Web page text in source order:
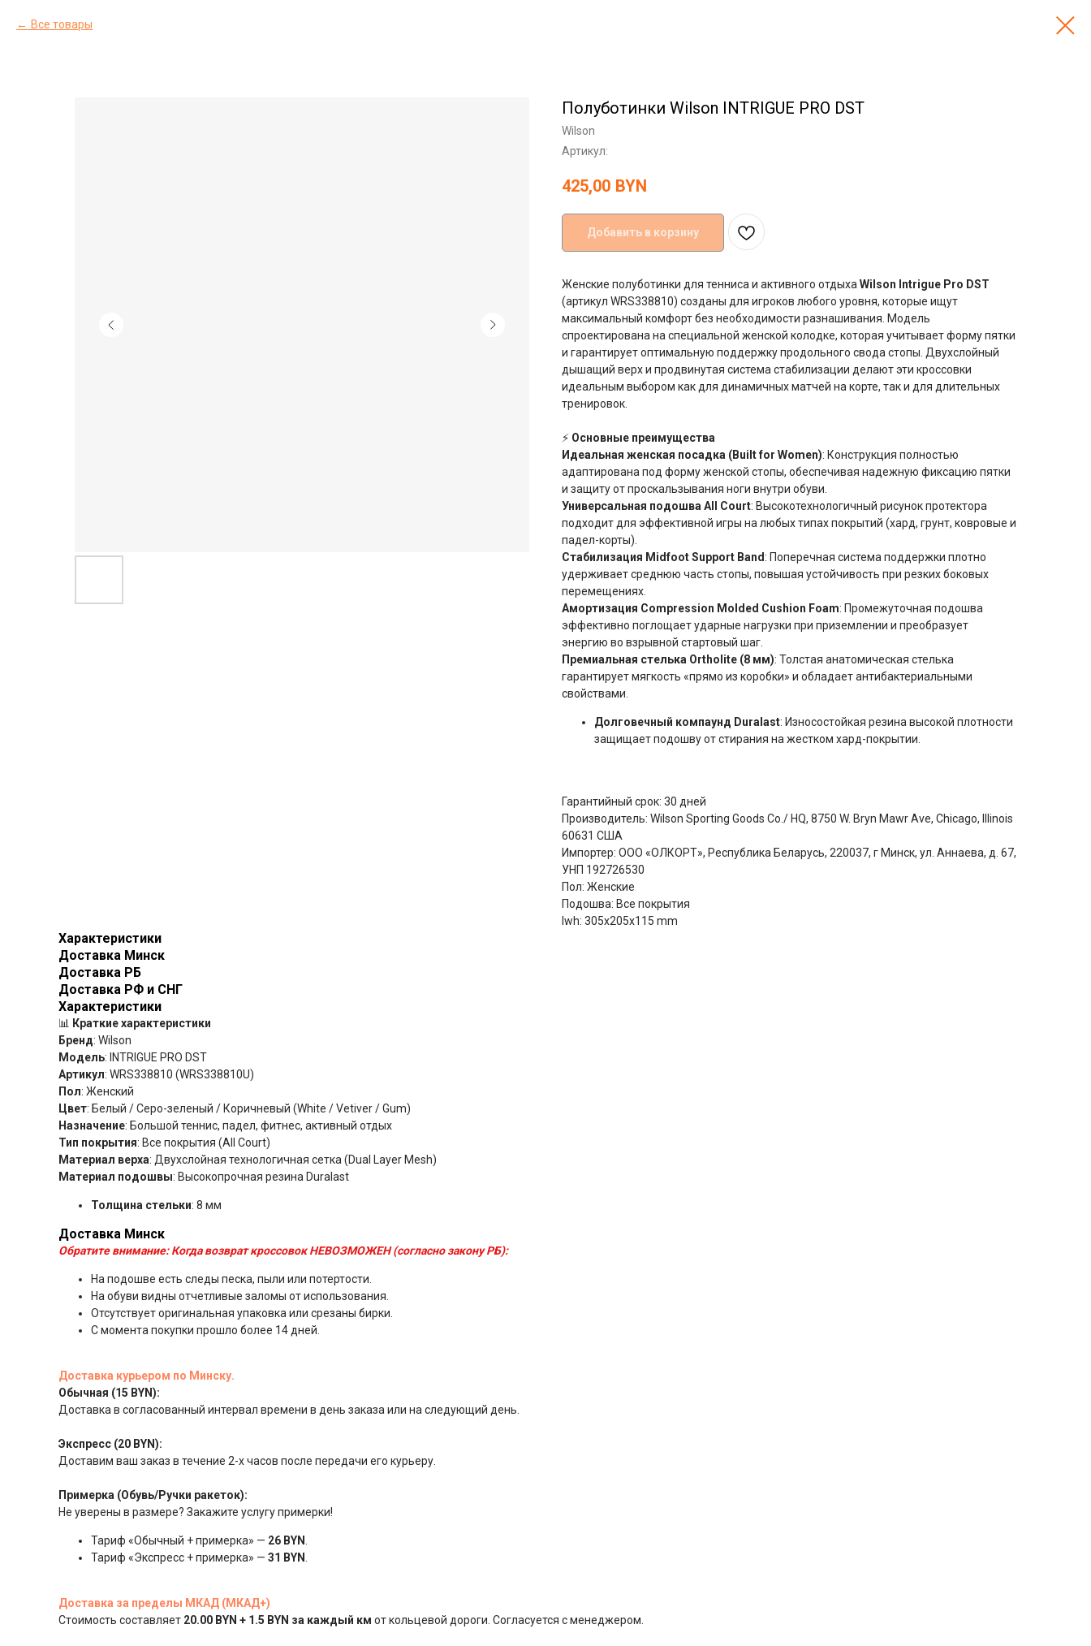
Все товары
Полуботинки Wilson INTRIGUE PRO DST
Wilson
Артикул:
425,00 BYN
Добавить в корзину
Женские полуботинки для тенниса и активного отдыха Wilson Intrigue Pro DST
(артикул WRS338810) созданы для игроков любого уровня, которые ищут
максимальный комфорт без необходимости разнашивания. Модель
спроектирована на специальной женской колодке, которая учитывает форму пятки
и гарантирует оптимальную поддержку продольного свода стопы. Двухслойный
дышащий верх и продвинутая система стабилизации делают эти кроссовки
идеальным выбором как для динамичных матчей на корте, так и для длительных
тренировок.
⚡ Основные преимущества
Идеальная женская посадка (Built for Women): Конструкция полностью
адаптирована под форму женской стопы, обеспечивая надежную фиксацию пятки
и защиту от проскальзывания ноги внутри обуви.
Универсальная подошва All Court: Высокотехнологичный рисунок протектора
подходит для эффективной игры на любых типах покрытий (хард, грунт, ковровые и
падел-корты).
Стабилизация Midfoot Support Band: Поперечная система поддержки плотно
удерживает среднюю часть стопы, повышая устойчивость при резких боковых
перемещениях.
Амортизация Compression Molded Cushion Foam: Промежуточная подошва
эффективно поглощает ударные нагрузки при приземлении и преобразует
энергию во взрывной стартовый шаг.
Премиальная стелька Ortholite (8 мм): Толстая анатомическая стелька
гарантирует мягкость «прямо из коробки» и обладает антибактериальными
свойствами.
Долговечный компаунд Duralast: Износостойкая резина высокой плотности
защищает подошву от стирания на жестком хард-покрытии.
Гарантийный срок: 30 дней
Производитель: Wilson Sporting Goods Co./ HQ, 8750 W. Bryn Mawr Ave, Chicago, Illinois
60631 США
Импортер: ООО «ОЛКОРТ», Республика Беларусь, 220037, г Минск, ул. Аннаева, д. 67,
УНП 192726530
Пол: Женские
Подошва: Все покрытия
lwh: 305x205x115 mm
Характеристики
Доставка Минск
Доставка РБ
Доставка РФ и СНГ
Характеристики
📊 Краткие характеристики
Бренд: Wilson
Модель: INTRIGUE PRO DST
Артикул: WRS338810 (WRS338810U)
Пол: Женский
Цвет: Белый / Серо-зеленый / Коричневый (White / Vetiver / Gum)
Назначение: Большой теннис, падел, фитнес, активный отдых
Тип покрытия: Все покрытия (All Court)
Материал верха: Двухслойная технологичная сетка (Dual Layer Mesh)
Материал подошвы: Высокопрочная резина Duralast
Толщина стельки: 8 мм
Доставка Минск
Обратите внимание:Когда возврат кроссовок НЕВОЗМОЖЕН (согласно закону РБ):
На подошве есть следы песка, пыли или потертости.
На обуви видны отчетливые заломы от использования.
Отсутствует оригинальная упаковка или срезаны бирки.
С момента покупки прошло более 14 дней.
Доставка курьером по Минску.
Обычная (15 BYN):
Доставка в согласованный интервал времени в день заказа или на следующий день.
Экспресс (20 BYN):
Доставим ваш заказ в течение 2-х часов после передачи его курьеру.
Примерка (Обувь/Ручки ракеток):
Не уверены в размере? Закажите услугу примерки!
Тариф «Обычный + примерка» — 26 BYN
Тариф «Экспресс + примерка» — 31 BYN
Доставка за пределы МКАД (МКАД+)
Стоимость составляет 20.00 BYN + 1.5 BYN за каждый км от кольцевой дороги. Согласуется с менеджером.